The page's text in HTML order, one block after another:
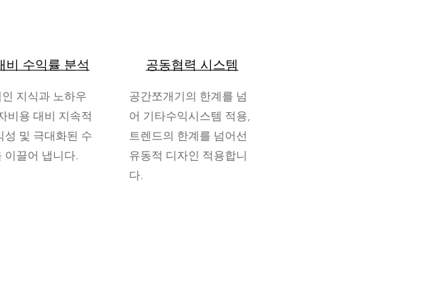
비 수익률 분석
지식과 노하우
비용 대비 지속적
성 및 극대화된 수
이끌어 냅니다.
공동협력 시스템
공간쪼개기의 한계를 넘
어 기타수익시스템 적용,
트렌드의 한계를 넘어선
유동적 디자인 적용합니
다.